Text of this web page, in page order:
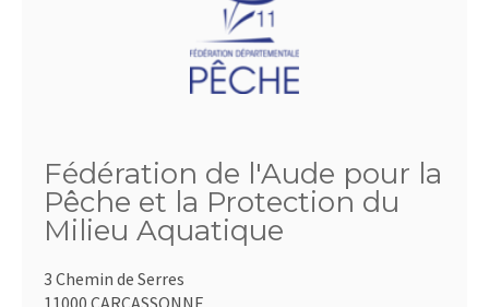
Fédération de l'Aude pour la
Pêche et la Protection du
Milieu Aquatique
3 Chemin de Serres
11000 CARCASSONNE